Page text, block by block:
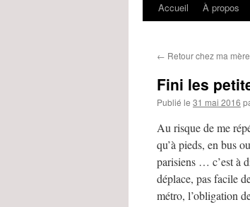
Aller
contenu
Accueil À propos
← Retour chez ma
Fini les
Publié le 31 mai 2016
Au risque de me
qu’à pieds, en bus
parisiens … c’est à
déplace, pas facile
métro, l’obligation